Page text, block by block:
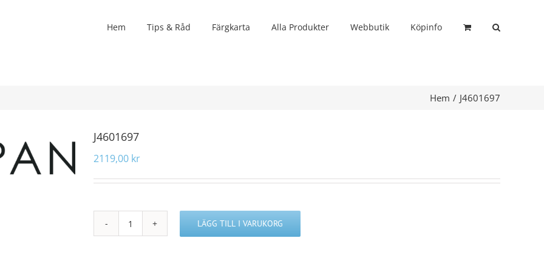
Hem Tips & Råd Färgkarta Alla Produkter Webbutik Köpinfo
Hem J4601697
J4601697
2119,00 kr
J4601697
LÄGG TILL I VARUKORG